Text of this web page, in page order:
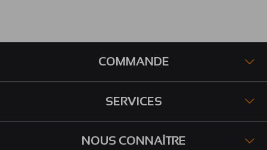
COMMANDE
SERVICES
NOUS CONNAÎTRE